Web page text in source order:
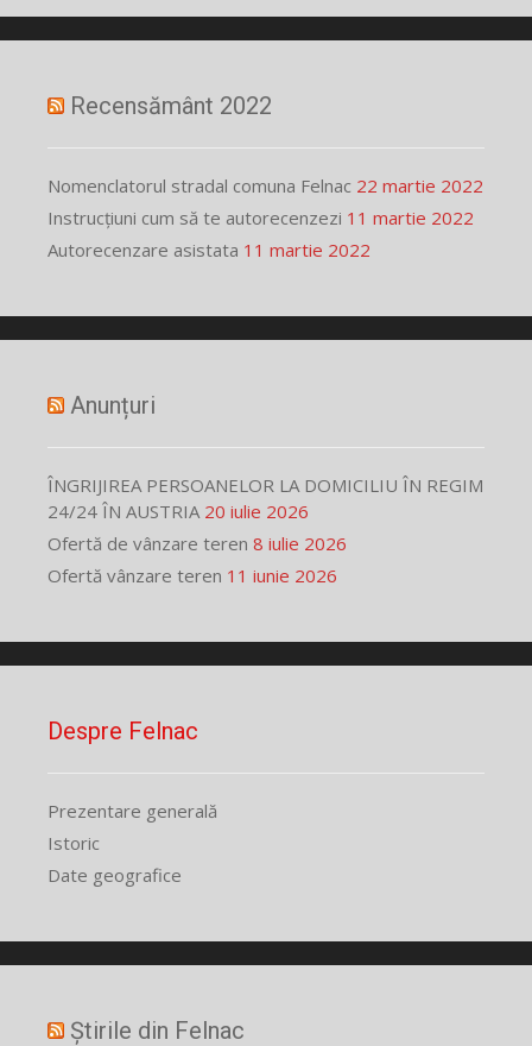
Recensământ 2022
Nomenclatorul stradal comuna Felnac 22 martie 2022
Instrucțiuni cum să te autorecenzezi 11 martie 2022
Autorecenzare asistata 11 martie 2022
Anunțuri
ÎNGRIJIREA PERSOANELOR LA DOMICILIU ÎN REGIM
24/24 ÎN AUSTRIA 20 iulie 2026
Ofertă de vânzare teren 8 iulie 2026
Ofertă vânzare teren 11 iunie 2026
Despre Felnac
Prezentare generală
Istoric
Date geografice
Știrile din Felnac